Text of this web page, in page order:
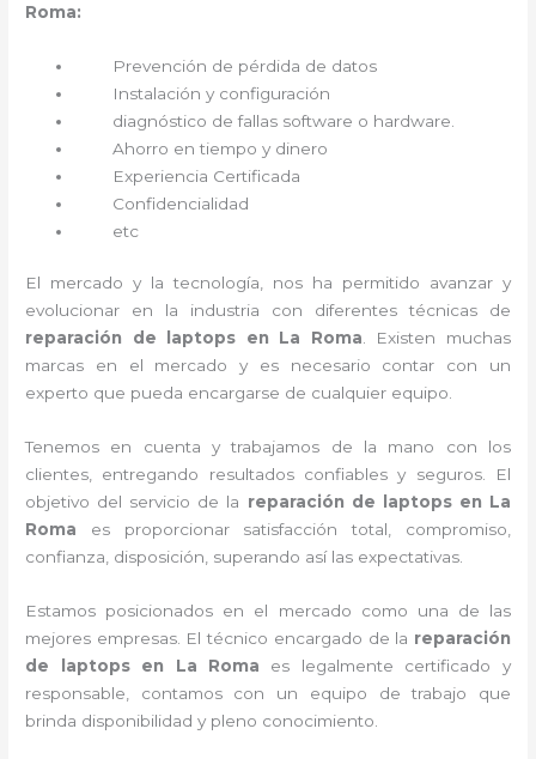
Roma:
Prevención de pérdida de datos
Instalación y configuración
diagnóstico de fallas software o hardware
Ahorro en tiempo y dinero
Experiencia Certificada
Confidencialidad
etc
El mercado y la tecnología, nos ha permitido avanzar y
evolucionar en la industria con diferentes técnicas de
reparación de laptops en La Roma . Existen muchas
marcas en el mercado y es necesario contar con un
experto que pueda encargarse de cualquier equipo.
Tenemos en cuenta y trabajamos de la mano con los
clientes, entregando resultados confiables y seguros. El
objetivo del servicio de la reparación de laptops en La
Roma es proporcionar satisfacción total, compromiso,
confianza, disposición, superando así las expectativas.
Estamos posicionados en el mercado como una de las
mejores empresas. El técnico encargado de la reparación
de laptops en La Roma es legalmente certificado y
responsable, contamos con un equipo de trabajo que
brinda disponibilidad y pleno conocimiento.